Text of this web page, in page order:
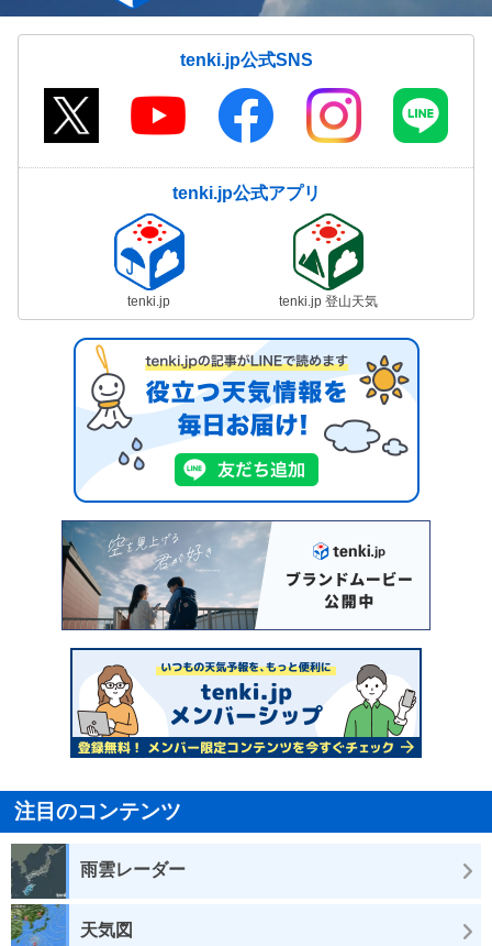
tenki.jp公式SNS
tenki.jp公式アプリ
tenki.jp tenki.jp 登山天気
注目のコンテンツ
雨雲レーダー
天気図